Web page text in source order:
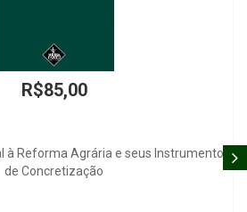
O Tempo na Constituição